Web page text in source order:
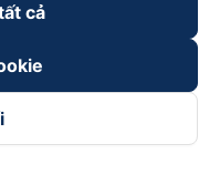
cả